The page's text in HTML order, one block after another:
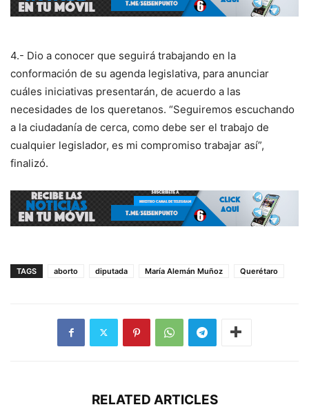
4.- Dio a conocer que seguirá trabajando en la
conformación de su agenda legislativa, para anunciar
cuáles iniciativas presentarán, de acuerdo a las
necesidades de los queretanos. “Seguiremos escuchando
a la ciudadanía de cerca, como debe ser el trabajo de
cualquier legislador, es mi compromiso trabajar así”,
finalizó.
TAGS aborto diputada María Alemán Muñoz Querétaro
RELATED ARTICLES